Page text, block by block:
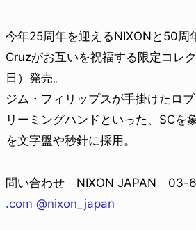
今年25周年を迎えるNIXONと50周
Cruzがお互いを祝福する限定コレ
日）発売。
ジム・フィリップスが手掛けたロ
リーミングハンドといった、SCを
を文字盤や秒針に採用。
問い合わせ NIXON JAPAN 03-
.com @nixon_japan